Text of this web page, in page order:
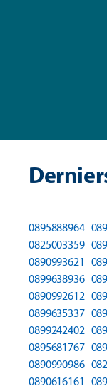
0895888964
0825003359
0890993621
0899638936
0890992612
0899635337
0899242402
0895681767
0890990986
0890616161